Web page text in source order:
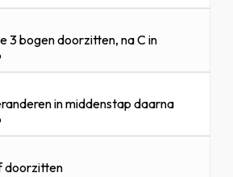
3 bogen doorzitten, na C in
in middenstap daarna
doorzitten